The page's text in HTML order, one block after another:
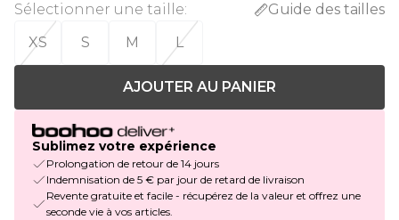
Sélectionner une taille:
Guide des tailles
XS
S M L
AJOUTER AU PANIER
Sublimez votre expérience
Prolongation de retour de 14 jours
Indemnisation de 5 € par jour de retard de livraison
Revente gratuite et facile - récupérez de la valeur et offrez une
seconde vie à vos articles.